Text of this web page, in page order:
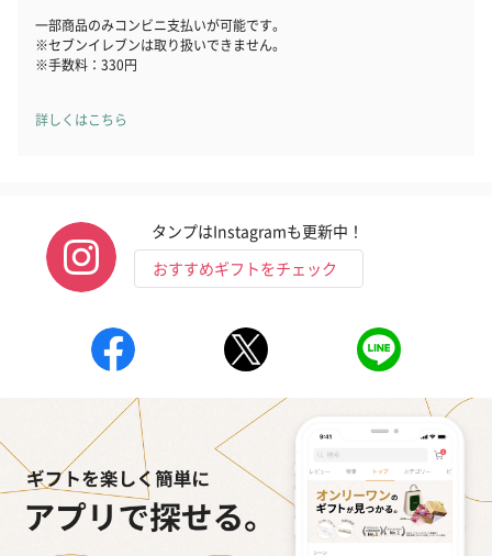
一部商品のみコンビニ支払いが可能です。
※セブンイレブンは取り扱いできません。
※手数料：330円
詳しくはこちら
タンプはInstagramも更新中！
おすすめギフトをチェック